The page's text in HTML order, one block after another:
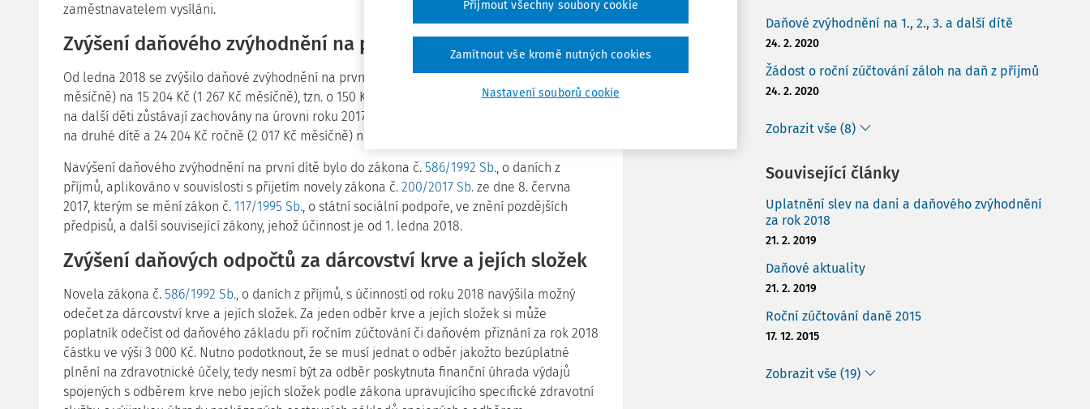
zaměstnavatelem vysíláni.
Zvýšení daňového zvýhodnění na první dítě
Od ledna 2018 se zvýšilo daňové zvýhodnění na první dítě z dřívějších 13 404 Kč (1 117 Kč
měsíčně) na 15 204 Kč (1 267 Kč měsíčně), tzn. o 150 Kč měsíčně. Částky daňového zvýhodnění
na další děti zůstávají zachovány na úrovni roku 2017, tedy 19 404 Kč ročně (1 617 Kč měsíčně)
na druhé dítě a 24 204 Kč ročně (2 017 Kč měsíčně) na třetí a další dítě.
Navýšení daňového zvýhodnění na první dítě bylo do zákona č. 586/1992 Sb., o daních z
příjmů, aplikováno v souvislosti s přijetím novely zákona č. 200/2017 Sb. ze dne 8. června
2017, kterým se mění zákon č. 117/1995 Sb., o státní sociální podpoře, ve znění pozdějších
předpisů, a další související zákony, jehož účinnost je od 1. ledna 2018.
Zvýšení daňových odpočtů za dárcovství krve a jejích složek
Novela zákona č. 586/1992 Sb., o daních z příjmů, s účinností od roku 2018 navýšila možný
odečet za dárcovství krve a jejích složek. Za jeden odběr krve a jejích složek si může
poplatník odečíst od daňového základu při ročním zúčtování či daňovém přiznání za rok 2018
částku ve výši 3 000 Kč. Nutno podotknout, že se musí jednat o odběr jakožto bezúplatné
plnění na zdravotnické účely, tedy nesmí být za odběr poskytnuta finanční úhrada výdajů
spojených s odběrem krve nebo jejích složek podle zákona upravujícího specifické zdravotní
Daňové zvýhodnění na 1., 2., 3. a další dítě
24. 2. 2020
Žádost o roční zúčtování záloh na daň z příjmů
24. 2. 2020
Zobrazit vše (8)
Související články
Uplatnění slev na dani a daňového zvýhodnění
za rok 2018
21. 2. 2019
Daňové aktuality
21. 2. 2019
Roční zúčtování daně 2015
17. 12. 2015
Zobrazit vše (19)
Nastavení souborů cookie
Zamítnout vše kromě nutných cookies
Přijmout všechny soubory cookie